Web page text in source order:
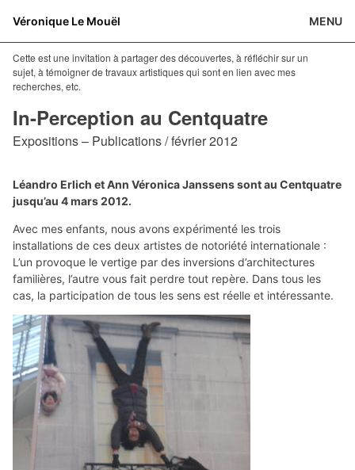
Véronique Le Mouël MENU
Cette est une invitation à partager des découvertes, à réfléchir sur un
sujet, à témoigner de travaux artistiques qui sont en lien avec mes
recherches, etc.
In-Perception au Centquatre
Expositions – Publications / février 2012
Léandro Erlich et Ann Véronica Janssens sont au Centquatre
jusqu’au 4 mars 2012.
Avec mes enfants, nous avons expérimenté les trois
installations de ces deux artistes de notoriété internationale :
L’un provoque le vertige par des inversions d’architectures
familières, l’autre vous fait perdre tout repère. Dans tous les
cas, la participation de tous les sens est réelle et intéressante.